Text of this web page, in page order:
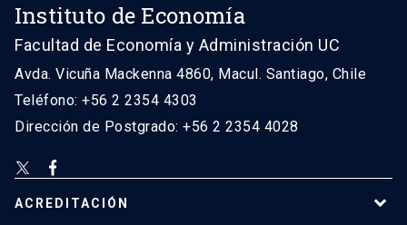
Instituto de Economía
Facultad de Economía y Administración UC
Avda. Vicuña Mackenna 4860, Macul. Santiago, Chile
Teléfono: +56 2 2354 4303
Dirección de Postgrado: +56 2 2354 4028
ACREDITACIÓN